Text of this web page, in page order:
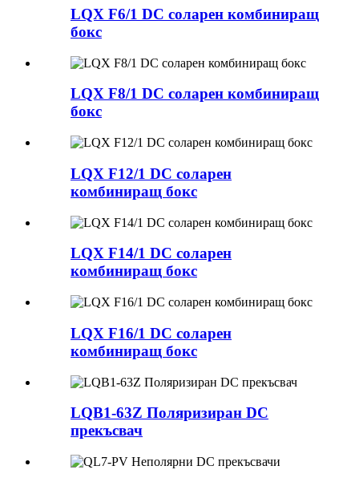
LQX F6/1 DC соларен комбиниращ
бокс
LQX F8/1 DC соларен комбиниращ
бокс
LQX F12/1 DC соларен
комбиниращ бокс
LQX F14/1 DC соларен
комбиниращ бокс
LQX F16/1 DC соларен
комбиниращ бокс
LQB1-63Z Поляризиран DC
прекъсвач